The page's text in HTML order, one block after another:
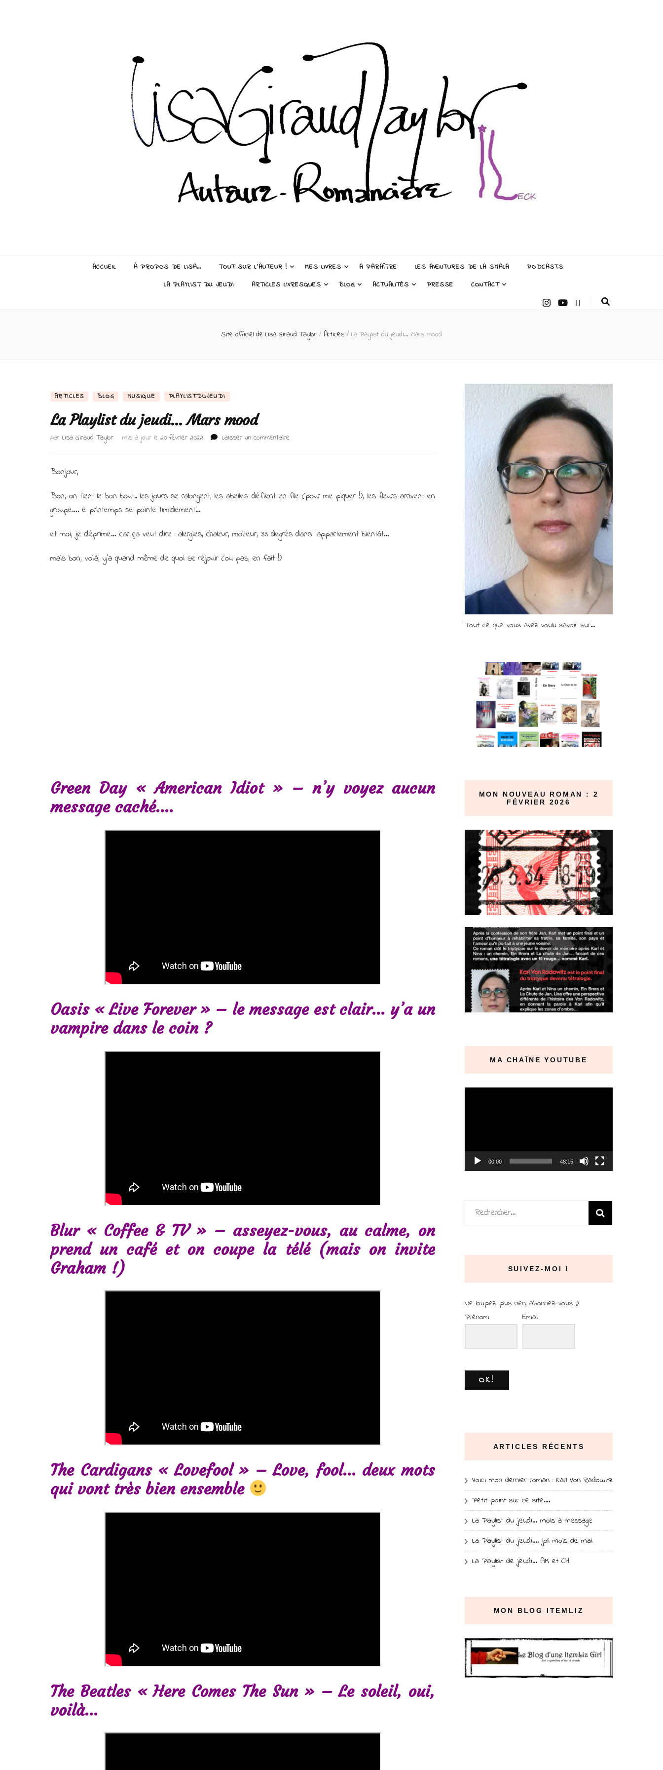
ACCUEIL À PROPOS DE LISA… TOUT SUR L’AUTEUR ! MES LIVRES A PARAÎTRE LES AVENTURES DE LA SMALA
PODCASTS
LA PLAYLIST DU JEUDI
ARTICLES LIVRESQUES BLOG ACTUALITÉS PRESSE CONTACT
Site officiel de Lisa Giraud Taylor / Articles / La Playlist du jeudi… Mars mood
ARTICLES BLOG MUSIQUE PLAYLISTDUJEUDI
La Playlist du jeudi… Mars mood
par Lisa Giraud Taylor mis à jour le 20 février 2022 Laisser un commentaire
mood
Bonjour,
Bon, on tient le bon bout.. les jours se rallongent, les abeilles défilent en file (pour me piquer !), les fleurs arrivent en
groupe…. le printemps se pointe timidement…
et moi, je déprime… car ça veut dire : allergies, chaleur, moiteur, 33 degrés dans l’appartement bientôt…
mais bon, voilà, y’a quand même de quoi se réjouir (ou pas, en fait !)
Green Day « American Idiot » – n’y voyez aucun
message caché….
Oasis « Live Forever » – le message est clair… y’a un
vampire dans le coin ?
Blur « Coffee & TV » – asseyez-vous, au calme, on
prend un café et on coupe la télé (mais on invite
Graham !)
The Cardigans « Lovefool » – Love, fool… deux mots
qui vont très bien ensemble
The Beatles « Here Comes The Sun » – Le soleil, oui,
voilà…
Tout ce que vous avez voulu savoir sur...
MON NOUVEAU ROMAN : 2
FÉVRIER 2026
MA CHAÎNE YOUTUBE
00:00 48:15
Rechercher :
SUIVEZ-MOI !
Ne loupez plus rien, abonnez-vous ;)
Prénom
Email
OK!
ARTICLES RÉCENTS
Voici mon dernier roman : Karl Von Radowitz
Petit point sur ce site….
La Playlist du jeudi… mois à message
La Playlist du jeudi…. joli mois de mai
La Playlist de jeudi… AM et CH
MON BLOG ITEMLIZ